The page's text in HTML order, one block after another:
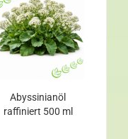
Abyssinianöl
raffiniert 500 ml